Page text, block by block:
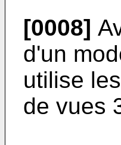
[0008]
d'un
utilise
de vues